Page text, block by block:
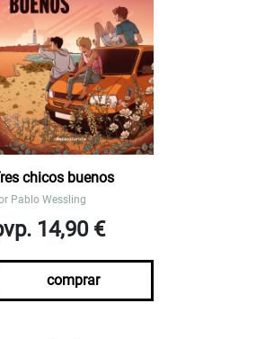
chicos buenos
Pablo Wessling
14,90 €
comprar